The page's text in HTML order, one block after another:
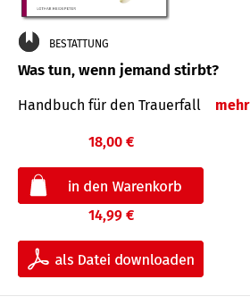
BESTATTUNG
Was tun, wenn jemand stirbt?
Handbuch für den Trauerfall mehr
18,00 €
14,99 €